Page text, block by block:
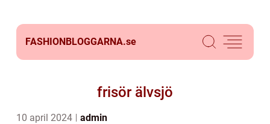
FASHIONBLOGGARNA.se
frisör älvsjö
10 april 2024 admin